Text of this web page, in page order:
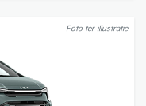
Foto ter illustratie